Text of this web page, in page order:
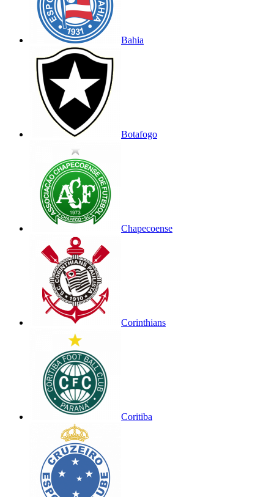
Bahia
Botafogo
Chapecoense
Corinthians
Coritiba